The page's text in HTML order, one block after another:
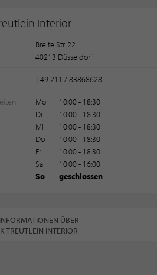
Interior
Breite Str. 22
40213 Düsseldorf
+49 211 / 83868628
Mo
10:00 - 18:30
Di
10:00 - 18:30
Mi
10:00 - 18:30
Do
10:00 - 18:30
Fr
10:00 - 18:30
Sa
10:00 - 16:00
So
geschlossen
ÜBER
TREUTLEIN INTERIOR